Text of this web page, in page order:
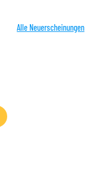
Alle Neuerscheinungen